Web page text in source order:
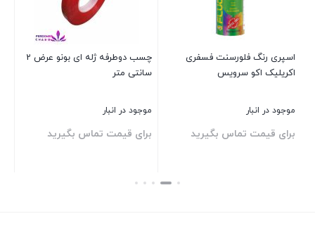
اسپری رنگ فلورسنت فسفری
اکریلیک اکو سرویس
موجود در انبار
برای قیمت تماس بگیرید
چسب دوطرفه ژله ای بونو عرض 2
سانتی متر
موجود در انبار
برای قیمت تماس بگیرید
بستن